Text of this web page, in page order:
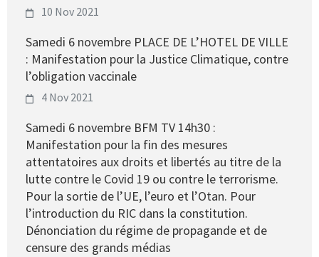
10 Nov 2021
Samedi 6 novembre PLACE DE L’HOTEL DE VILLE
: Manifestation pour la Justice Climatique, contre
l’obligation vaccinale
4 Nov 2021
Samedi 6 novembre BFM TV 14h30 :
Manifestation pour la fin des mesures
attentatoires aux droits et libertés au titre de la
lutte contre le Covid 19 ou contre le terrorisme.
Pour la sortie de l’UE, l’euro et l’Otan. Pour
l’introduction du RIC dans la constitution.
Dénonciation du régime de propagande et de
censure des grands médias